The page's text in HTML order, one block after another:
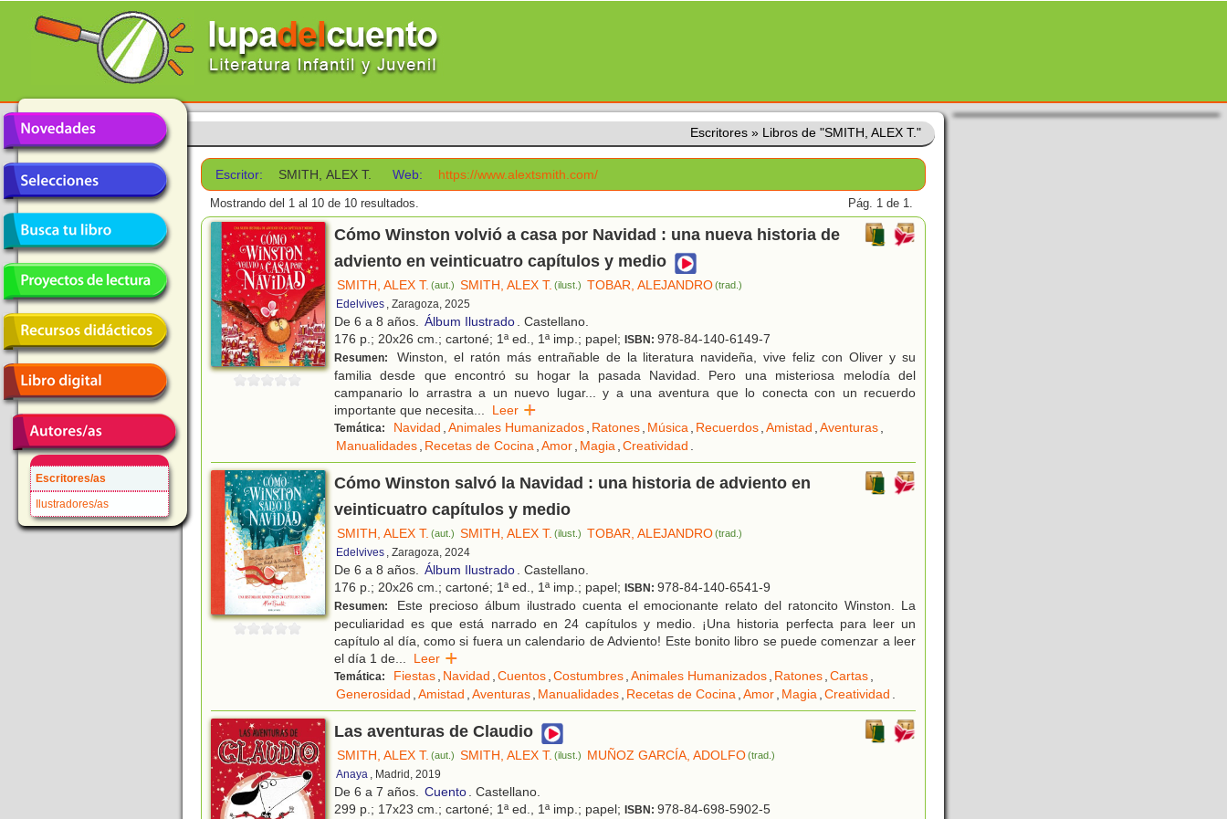
Escritores/as
Ilustradores/as
Escritores » Libros de "SMITH, ALEX T."
Escritor: SMITH, ALEX T. Web: https://www.alextsmith.com/
Mostrando del 1 al 10 de 10 resultados. Pág. 1 de 1.
Cómo Winston volvió a casa por Navidad : una nueva historia de
adviento en veinticuatro capítulos y medio
SMITH, ALEX T. (aut.) SMITH, ALEX T. (ilust.) TOBAR, ALEJANDRO (trad.)
Edelvives , Zaragoza, 2025
De 6 a 8 años. Álbum Ilustrado. Castellano.
176 p.; 20x26 cm.; cartoné; 1ª ed., 1ª imp.; papel; ISBN: 978-84-140-6149-7
Resumen:
Winston, el ratón más entrañable de la literatura navideña, vive feliz con Oliver y su
familia desde que encontró su hogar la pasada Navidad. Pero una misteriosa melodía del
campanario lo arrastra a un nuevo lugar... y a una aventura que lo conecta con un recuerdo
importante que necesita... Leer
Temática: Navidad ,Animales Humanizados, Ratones, Música, Recuerdos,Amistad ,Aventuras,
Manualidades, Recetas de Cocina,Amor, Magia,Creatividad .
Cómo Winston salvó la Navidad : una historia de adviento en
veinticuatro capítulos y medio
SMITH, ALEX T. (aut.) SMITH, ALEX T. (ilust.) TOBAR, ALEJANDRO (trad.)
Edelvives , Zaragoza, 2024
De 6 a 8 años. Álbum Ilustrado. Castellano.
176 p.; 20x26 cm.; cartoné; 1ª ed., 1ª imp.; papel; ISBN: 978-84-140-6541-9
Resumen:
Este precioso álbum ilustrado cuenta el emocionante relato del ratoncito Winston. La
peculiaridad es que está narrado en 24 capítulos y medio. ¡Una historia perfecta para leer un
capítulo al día, como si fuera un calendario de Adviento! Este bonito libro se puede comenzar a leer
el día 1 de... Leer
Temática: Fiestas, Navidad ,Cuentos,Costumbres,Animales Humanizados, Ratones,Cartas,
Generosidad ,Amistad ,Aventuras, Manualidades, Recetas de Cocina,Amor, Magia,Creatividad .
Las aventuras de Claudio
SMITH, ALEX T. (aut.) SMITH, ALEX T. (ilust.) MUÑOZ GARCÍA, ADOLFO (trad.)
Anaya , Madrid, 2019
De 6 a 7 años. Cuento. Castellano.
299 p.; 17x23 cm.; cartoné; 1ª ed., 1ª imp.; papel; ISBN: 978-84-698-5902-5